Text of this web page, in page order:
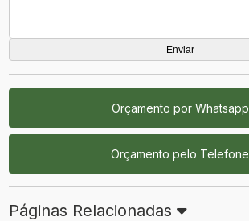
Orçamento por Whatsapp
Orçamento pelo Telefone
Páginas Relacionadas